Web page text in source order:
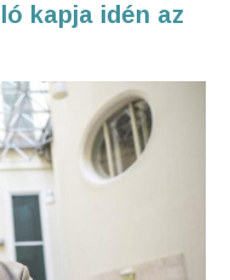
kapja idén az